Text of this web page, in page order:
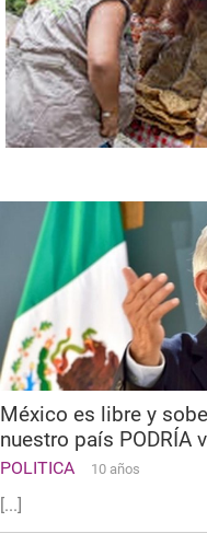
México es libre y
nuestro país PODRÍA
POLITICA 10 años
[...]